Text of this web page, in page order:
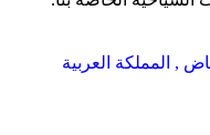
, المملكة العربية